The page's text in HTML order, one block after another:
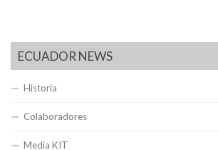
ECUADOR NEWS
Historia
Colaboradores
Media KIT